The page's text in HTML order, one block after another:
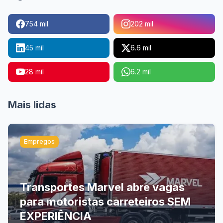
754 mil 202 mil
45 mil 6.6 mil
28 mil 6.2 mil
Mais lidas
Empregos
Transportes Marvel abre vagas
para motoristas carreteiros SEM
EXPERIÊNCIA